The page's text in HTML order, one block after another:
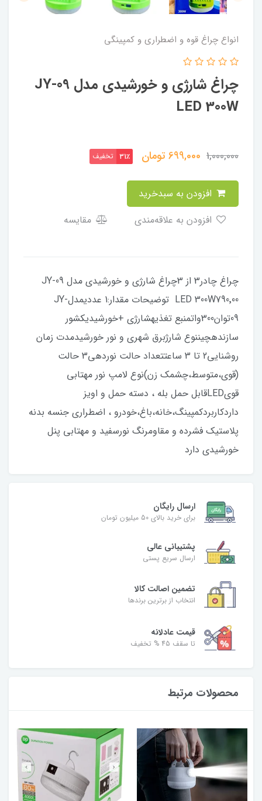
انواع چراغ قوه و اضطراری و کمپینگی
چراغ شارژی و خورشیدی مدل JY-09
LED 300W
1,000,000
699,000تومان 31٪ تخفیف
مقایسه
چراغ چادر3 از 3چراغ شارژی و خورشیدی مدل JY-09
LED 300W790٬00 توضیحات مقدار:1 عددیمدلJY-
09توان300واتمنبع تغذیهشارژی +خورشیدیکشور
سازندهچیننوع شارژبرق شهری و نور خورشیدمدت زمان
روشنایی2 تا 3 ساعتتعداد حالت نوردهی3 حالت
(قوی،متوسط،چشمک زن)نوع لامپ نور مهتابی
قویLEDقابل حمل بله ، دسته حمل و اویز
داردکاربردکمپینگ،خانه،باغ،خودرو ، اضطراری جنسه بدنه
پلاستیک فشرده و مقاومرنگ نورسفید و مهتابی پنل
خورشیدی دارد
ارسال رایگان
برای خرید بالای 50 میلیون تومان
پشتیبانی عالی
ارسال سریع پستی
تضمین اصالت کالا
انتخاب از برترین برندها
قیمت عادلانه
تا سقف 45 % تخفیف
محصولات مرتبط